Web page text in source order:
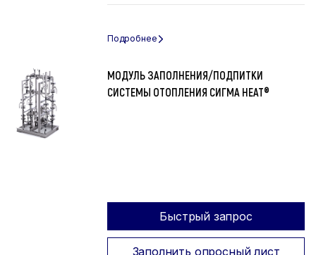
МОДУЛЬ ЗАПОЛНЕНИЯ/ПОДПИТКИ
СИСТЕМЫ ОТОПЛЕНИЯ СИГМА HEAT®
Быстрый запрос
Заполнить опросный лист